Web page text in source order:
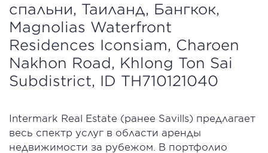
спальни, Таиланд, Бангкок,
Magnolias Waterfront
Residences Iconsiam, Charoen
Nakhon Road, Khlong Ton Sai
Subdistrict, ID TH710121040
Intermark Real Estate (ранее Savills) предлагает
весь спектр услуг в области аренды
недвижимости за рубежом. В портфолио